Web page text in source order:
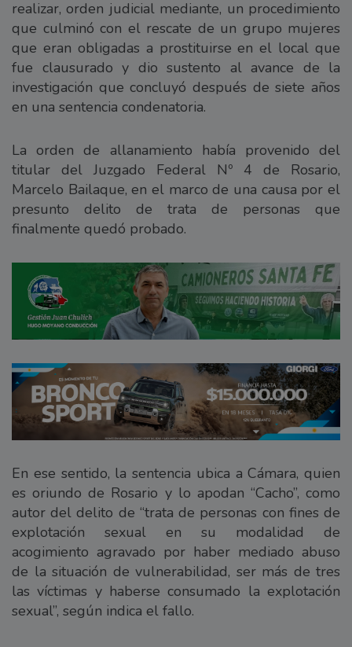
realizar, orden judicial mediante, un procedimiento
que culminó con el rescate de un grupo mujeres
que eran obligadas a prostituirse en el local que
fue clausurado y dio sustento al avance de la
investigación que concluyó después de siete años
en una sentencia condenatoria.
La orden de allanamiento había provenido del
titular del Juzgado Federal Nº 4 de Rosario,
Marcelo Bailaque, en el marco de una causa por el
presunto delito de trata de personas que
finalmente quedó probado.
En ese sentido, la sentencia ubica a Cámara, quien
es oriundo de Rosario y lo apodan “Cacho”, como
autor del delito de “trata de personas con fines de
explotación sexual en su modalidad de
acogimiento agravado por haber mediado abuso
de la situación de vulnerabilidad, ser más de tres
las víctimas y haberse consumado la explotación
sexual”, según indica el fallo.